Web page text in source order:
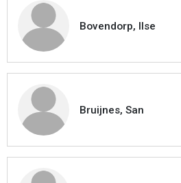
Bovendorp, Ilse
Bruijnes, San